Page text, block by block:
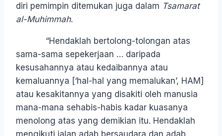
diri pemimpin ditemukan juga dalam Tsamarat
al-Muhimmah.
“Hendaklah bertolong-tolongan atas
sama-sama sepekerjaan … daripada
kesusahannya atau kedaibannya atau
kemaluannya [‘hal-hal yang memalukan’, HAM]
atau kesakitannya yang disakiti oleh manusia
mana-mana sehabis-habis kadar kuasanya
menolong atas yang demikian itu. Hendaklah
mengikuti jalan adab bersaudara dan adab